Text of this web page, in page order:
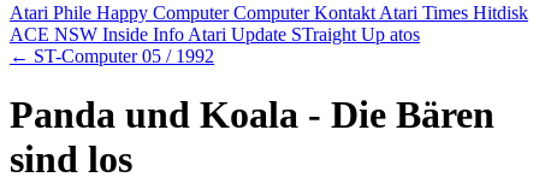
Atari Phile Happy ComputerComputer Kontakt Atari Times Hitdisk
ACE NSW Inside Info Atari Update STraight Up atos
← ST-Computer 05 / 1992
Panda und Koala - Die Bären
sind los